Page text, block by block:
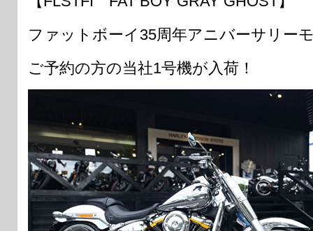
ファットボーイ35周年アニバーサリー
ご予約の方の当社1号機が入荷！